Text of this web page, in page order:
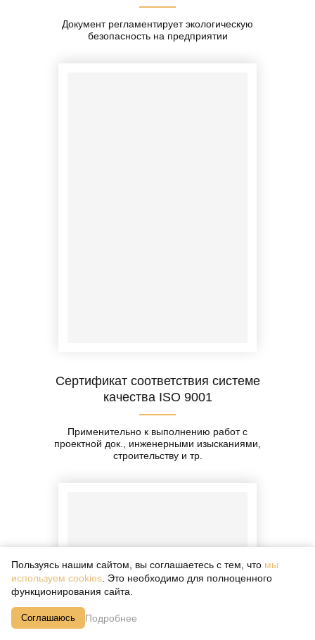
Документ регламентирует экологическую
безопасность на предприятии
Сертификат соответствия системе
качества ISO 9001
Применительно к выполнению работ с
проектной док., инженерными изысканиями,
строительству и тр.
Пользуясь нашим сайтом, вы соглашаетесь с тем, что мы
используем cookies . Это необходимо для полноценного
функционирования сайта.
Соглашаюсь Подробнее